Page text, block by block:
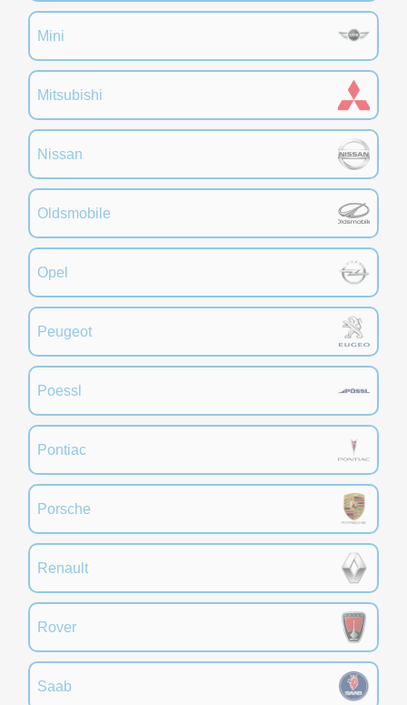
Mini
Mitsubishi
Nissan
Oldsmobile
Opel
Peugeot
Poessl
Pontiac
Porsche
Renault
Rover
Saab